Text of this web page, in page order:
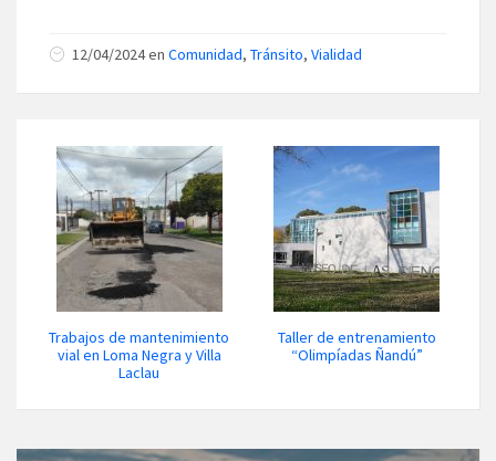
12/04/2024 en Comunidad, Tránsito, Vialidad
Trabajos de mantenimiento
vial en Loma Negra y Villa
Laclau
Taller de entrenamiento
“Olimpíadas Ñandú”